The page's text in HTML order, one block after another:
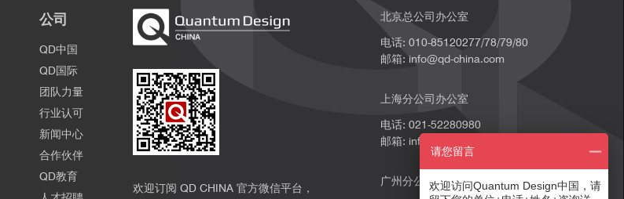
公司
QD中国
QD国际
团队力量
行业认可
新闻中心
合作伙伴
QD教育
欢迎订阅 QD CHINA 官方微信平台，
北京总公司办公室
电话: 010-85120277/78/79/80
邮箱: info@qd-china.com
上海分公司办公室
电话: 021-52280980
邮箱: info@qd-china.com
广州分公司办公室
请您留言
欢迎访问Quantum Design中国，请